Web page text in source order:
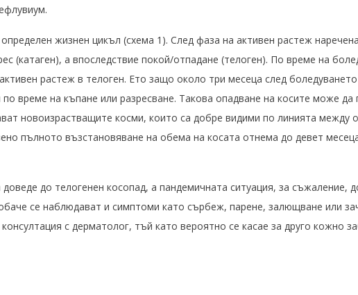
жизнен цикъл (схема 1). След фаза на активен растеж
(катаген), а впоследствие покой/отпадане (телоген). По време на
растеж в телоген. Ето защо около три месеца след
време на къпане или разресване. Такова опадване на косите може
новоизрастващите косми, които са добре видими по линията между
пълното възстановяване на обема на косата отнема до девет
до телогенен косопад, а пандемичната ситуация, за съжаление,
се наблюдават и симптоми като сърбеж, парене, залющване или
с дерматолог, тъй като вероятно се касае за друго кожно